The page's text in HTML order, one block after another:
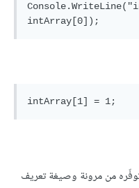
من مرونة وصيغة تعريف